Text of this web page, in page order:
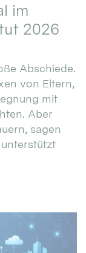
im
2026
Abschiede.
von Eltern,
mit
Aber
sagen